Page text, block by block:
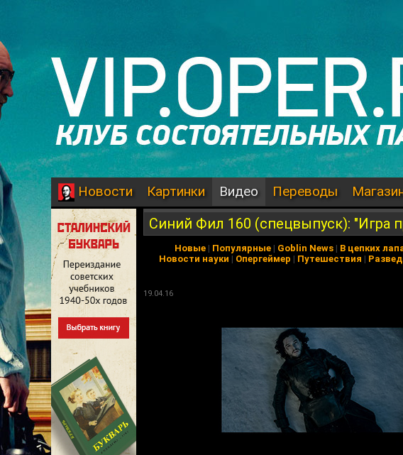
Новости Картинки Видео Переводы
Синий Фил 160 (спецвыпуск): "Игра
Новые | Популярные | Goblin News | В цепких
Новости науки | Опергеймер | Путешествия |
19.04.16